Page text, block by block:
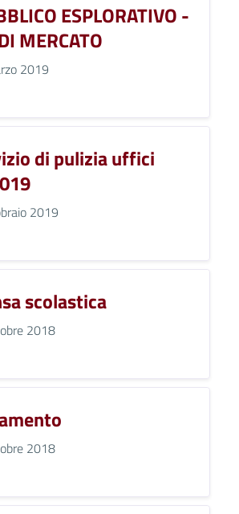
ESPLORATIVO -
MERCATO
2019
di pulizia uffici
2019
scolastica
2018
2018